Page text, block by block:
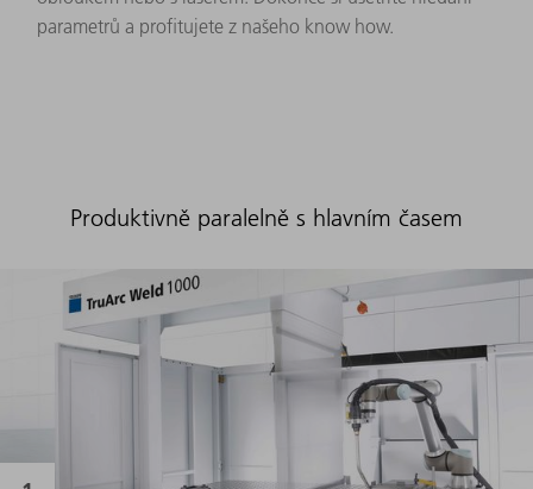
parametrů a profitujete z našeho know how.
Produktivně paralelně s hlavním časem